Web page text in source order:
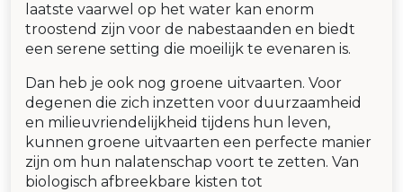
laatste vaarwel op het water kan enorm
troostend zijn voor de nabestaanden en biedt
een serene setting die moeilijk te evenaren is.
Dan heb je ook nog groene uitvaarten. Voor
degenen die zich inzetten voor duurzaamheid
en milieuvriendelijkheid tijdens hun leven,
kunnen groene uitvaarten een perfecte manier
zijn om hun nalatenschap voort te zetten. Van
biologisch afbreekbare kisten tot